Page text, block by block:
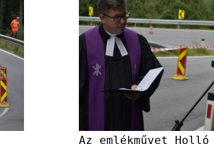
Az emlékművet